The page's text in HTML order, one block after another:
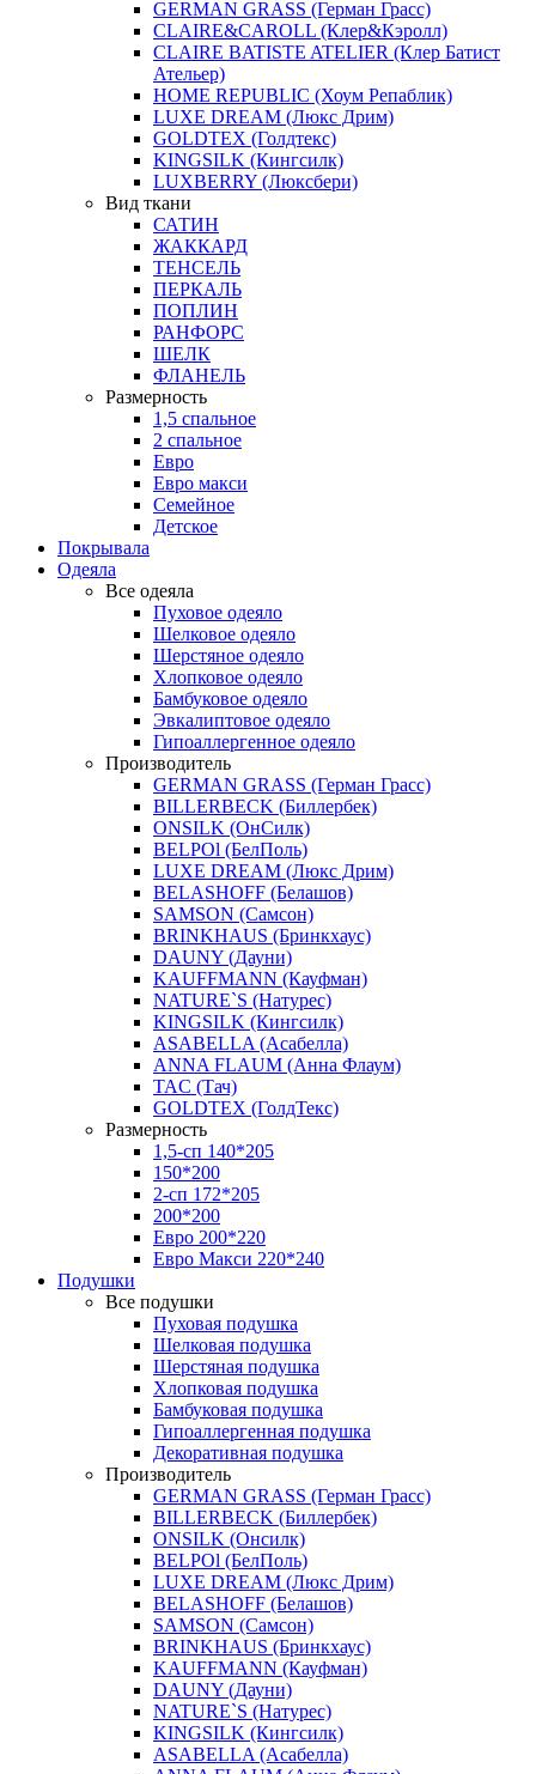
GERMAN GRASS (Герман Грасс)
CLAIRE&CAROLL (Клер&Кэролл)
CLAIRE BATISTE ATELIER (Клер Батист
Ательер)
HOME REPUBLIC (Хоум Репаблик)
LUXE DREAM (Люкс Дрим)
GOLDTEX (Голдтекс)
KINGSILK (Кингсилк)
LUXBERRY (Люксбери)
Вид ткани
САТИН
ЖАККАРД
ТЕНСЕЛЬ
ПЕРКАЛЬ
ПОПЛИН
РАНФОРС
ШЕЛК
ФЛАНЕЛЬ
Размерность
1,5 спальное
2 спальное
Евро
Евро макси
Семейное
Детское
Покрывала
Одеяла
Все одеяла
Пуховое одеяло
Шелковое одеяло
Шерстяное одеяло
Хлопковое одеяло
Бамбуковое одеяло
Эвкалиптовое одеяло
Гипоаллергенное одеяло
Производитель
GERMAN GRASS (Герман Грасс)
BILLERBECK (Биллербек)
ONSILK (ОнСилк)
BELPOl (БелПоль)
LUXE DREAM (Люкс Дрим)
BELASHOFF (Белашов)
SAMSON (Самсон)
BRINKHAUS (Бринкхаус)
DAUNY (Дауни)
KAUFFMANN (Кауфман)
NATURE`S (Натурес)
KINGSILK (Кингсилк)
ASABELLA (Асабелла)
ANNA FLAUM (Анна Флаум)
TAC (Тач)
GOLDTEX (ГолдТекс)
Размерность
1,5-сп 140*205
150*200
2-сп 172*205
200*200
Евро 200*220
Евро Макси 220*240
Подушки
Все подушки
Пуховая подушка
Шелковая подушка
Шерстяная подушка
Хлопковая подушка
Бамбуковая подушка
Гипоаллергенная подушка
Декоративная подушка
Производитель
GERMAN GRASS (Герман Грасс)
BILLERBECK (Биллербек)
ONSILK (Онсилк)
BELPOl (БелПоль)
LUXE DREAM (Люкс Дрим)
BELASHOFF (Белашов)
SAMSON (Самсон)
BRINKHAUS (Бринкхаус)
KAUFFMANN (Кауфман)
DAUNY (Дауни)
NATURE`S (Натурес)
KINGSILK (Кингсилк)
ASABELLA (Асабелла)